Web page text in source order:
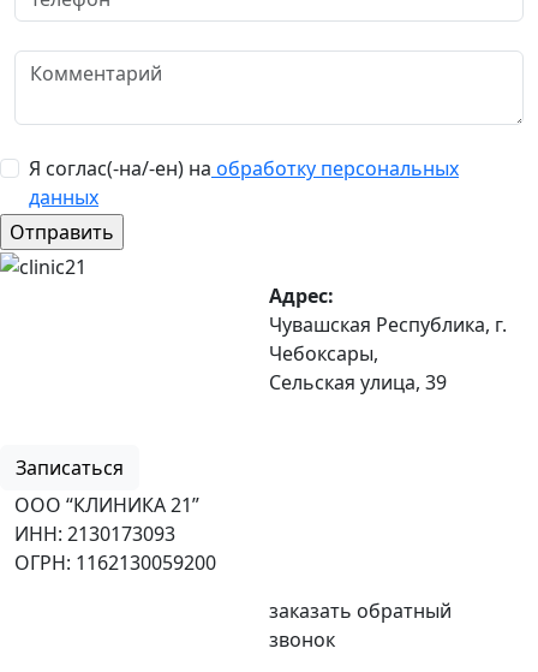
Я соглас(-на/-ен) на обработку персональных
данных
Адрес:
Чувашская Республика, г.
Чебоксары,
Сельская улица, 39
Записаться
ООО “КЛИНИКА 21”
ИНН: 2130173093
ОГРН: 1162130059200
заказать обратный
звонок